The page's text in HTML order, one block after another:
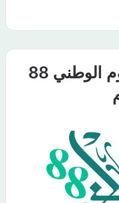
برنامج إذاعة عن اليوم الوطني 88